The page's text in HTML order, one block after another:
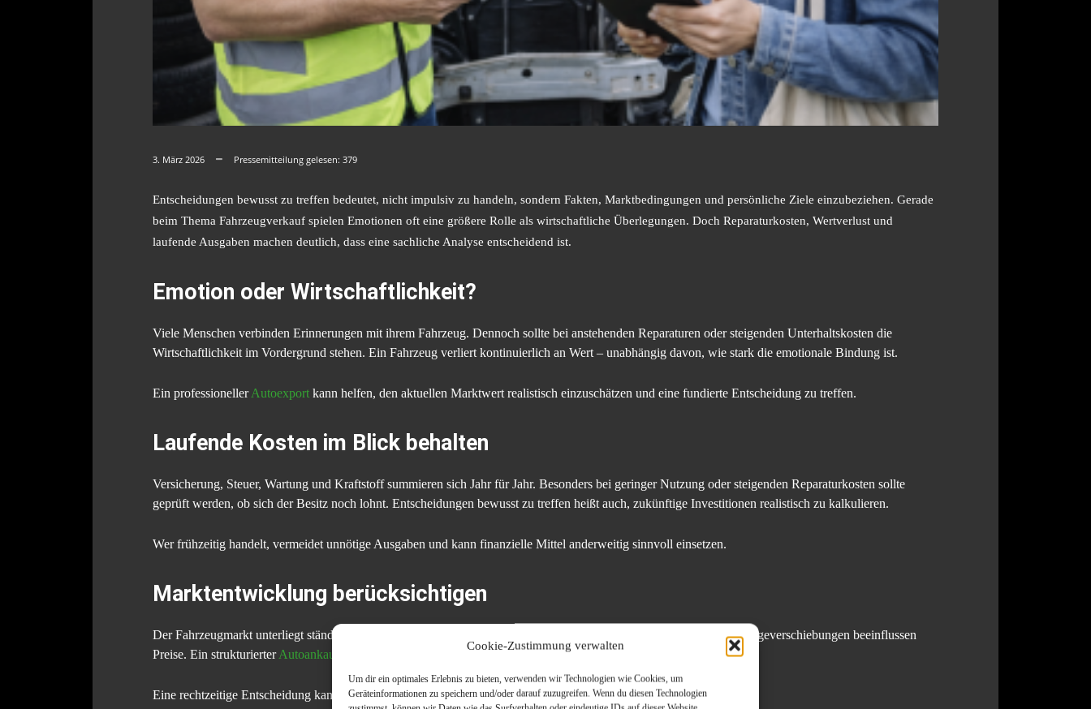
Cookie-Zustimmung verwalten
Um dir ein optimales Erlebnis zu bieten, verwenden wir Technologien wie Cookies, um
Geräteinformationen zu speichern und/oder darauf zuzugreifen. Wenn du diesen Technologien
3. März 2026 Pressemitteilung gelesen: 379
Entscheidungen bewusst zu treffen bedeutet, nicht impulsiv zu handeln, sondern Fakten, Marktbedingungen und persönliche Ziele einzubeziehen. Gerade
beim Thema Fahrzeugverkauf spielen Emotionen oft eine größere Rolle als wirtschaftliche Überlegungen. Doch Reparaturkosten, Wertverlust und
laufende Ausgaben machen deutlich, dass eine sachliche Analyse entscheidend ist.
Emotion oder Wirtschaftlichkeit?
Viele Menschen verbinden Erinnerungen mit ihrem Fahrzeug. Dennoch sollte bei anstehenden Reparaturen oder steigenden Unterhaltskosten die
Wirtschaftlichkeit im Vordergrund stehen. Ein Fahrzeug verliert kontinuierlich an Wert – unabhängig davon, wie stark die emotionale Bindung ist.
Ein professionellerAutoexport kann helfen, den aktuellen Marktwert realistisch einzuschätzen und eine fundierte Entscheidung zu treffen.
Laufende Kosten im Blick behalten
Versicherung, Steuer, Wartung und Kraftstoff summieren sich Jahr für Jahr. Besonders bei geringer Nutzung oder steigenden Reparaturkosten sollte
geprüft werden, ob sich der Besitz noch lohnt. Entscheidungen bewusst zu treffen heißt auch, zukünftige Investitionen realistisch zu kalkulieren.
Wer frühzeitig handelt, vermeidet unnötige Ausgaben und kann finanzielle Mittel anderweitig sinnvoll einsetzen.
Marktentwicklung berücksichtigen
Der Fahrzeugmarkt unterliegt ständigen Veränderungen. Neue Umweltauflagen, technische Innovationen und Nachfrageverschiebungen beeinflussen
Preise. Ein strukturierterAutoankauf in Offenbach am Main berücksichtigt diese Faktoren bei der Bewertung.
Eine rechtzeitige Entscheidung kann verhindern, dass zusätzliche Wertverluste entstehen.